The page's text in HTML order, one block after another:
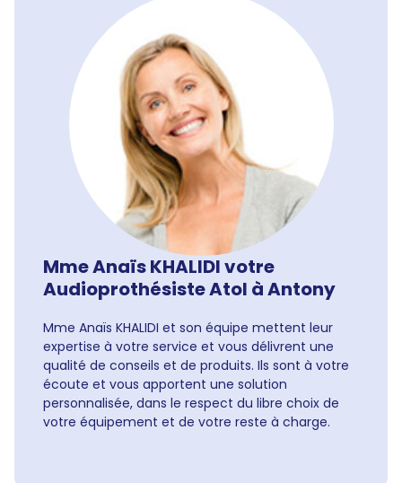
Mme Anaïs KHALIDI votre
Audioprothésiste Atol à Antony
Mme Anaïs KHALIDI et son équipe mettent leur
expertise à votre service et vous délivrent une
qualité de conseils et de produits. Ils sont à votre
écoute et vous apportent une solution
personnalisée, dans le respect du libre choix de
votre équipement et de votre reste à charge.